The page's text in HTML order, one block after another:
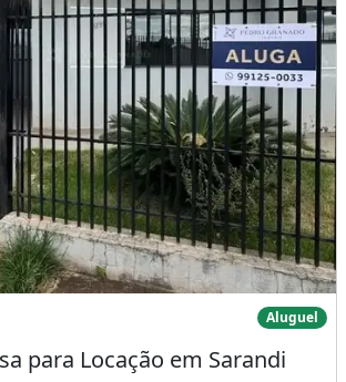
Casa para Locação em SarandiAluguel
para Locação em Sarandi